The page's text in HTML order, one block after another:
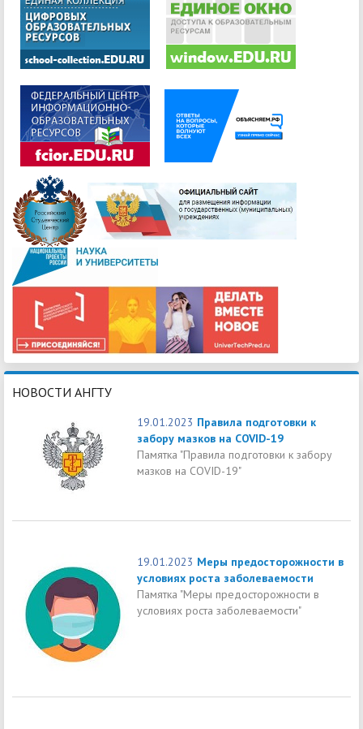
НОВОСТИ АНГТУ
19.01.2023 Правила подготовки к
забору мазков на COVID-19
Памятка "Правила подготовки к забору
мазков на COVID-19"
19.01.2023 Меры предосторожности в
условиях роста заболеваемости
Памятка "Меры предосторожности в
условиях роста заболеваемости"